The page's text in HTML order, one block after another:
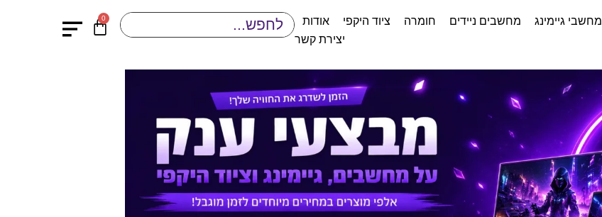
מחשבי גיימינג מחשבים ניידים חומרה ציוד היקפי
אודות
יצירת קשר
0